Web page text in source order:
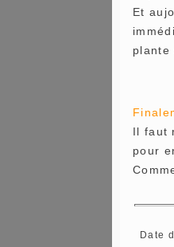
Et
plante
Il faut
pour
Date